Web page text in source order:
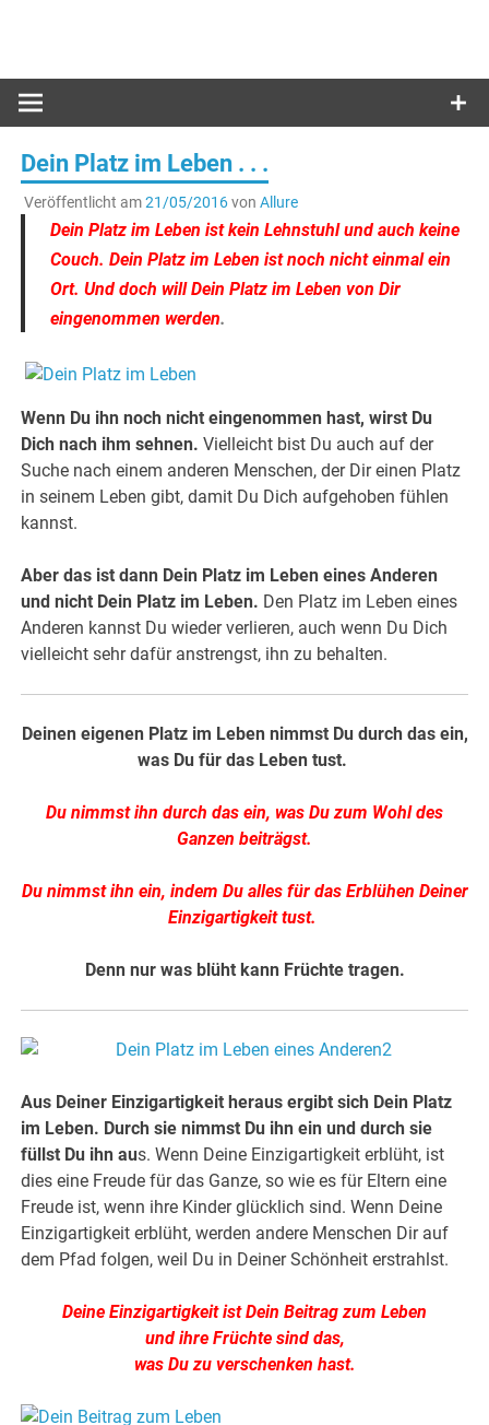
Dein Platz im Leben . . .
Veröffentlicht am21/05/2016von Allure
Dein Platz im Leben ist kein Lehnstuhl und auch keine
Couch. Dein Platz im Leben ist noch nicht einmal ein
Ort. Und doch will Dein Platz im Leben von Dir
eingenommen werden.
Wenn Du ihn noch nicht eingenommen hast, wirst Du
Dich nach ihm sehnen. Vielleicht bist Du auch auf der
Suche nach einem anderen Menschen, der Dir einen Platz
in seinem Leben gibt, damit Du Dich aufgehoben fühlen
kannst.
Aber das ist dann Dein Platz im Leben eines Anderen
und nicht Dein Platz im Leben. Den Platz im Leben eines
Anderen kannst Du wieder verlieren, auch wenn Du Dich
vielleicht sehr dafür anstrengst, ihn zu behalten.
Deinen eigenen Platz im Leben nimmst Du durch das ein,
was Du für das Leben tust.
Du nimmst ihn durch das ein, was Du zum Wohl des
Ganzen beiträgst.
Du nimmst ihn ein, indem Du alles für das Erblühen Deiner
Einzigartigkeit tust.
Denn nur was blüht kann Früchte tragen.
Aus Deiner Einzigartigkeit heraus ergibt sich Dein Platz
im Leben. Durch sie nimmst Du ihn ein und durch sie
füllst Du ihn aus. Wenn Deine Einzigartigkeit erblüht, ist
dies eine Freude für das Ganze, so wie es für Eltern eine
Freude ist, wenn ihre Kinder glücklich sind. Wenn Deine
Einzigartigkeit erblüht, werden andere Menschen Dir auf
dem Pfad folgen, weil Du in Deiner Schönheit erstrahlst.
Deine Einzigartigkeit ist Dein Beitrag zum Leben
und ihre Früchte sind das,
was Du zu verschenken hast.